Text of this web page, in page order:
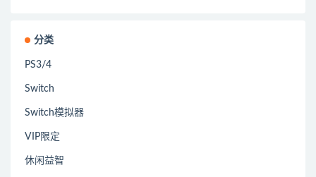
分类
PS3/4
Switch
Switch模拟器
VIP限定
休闲益智